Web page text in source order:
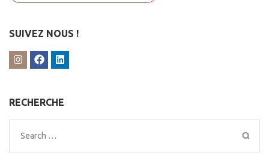
SUIVEZ NOUS !
RECHERCHE
Search
for: